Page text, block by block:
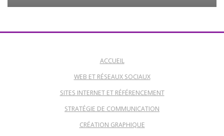
ACCUEIL
WEB ET RÉSEAUX SOCIAUX
SITES INTERNET ET RÉFÉRENCEMENT
STRATÉGIE DE COMMUNICATION
CRÉATION GRAPHIQUE